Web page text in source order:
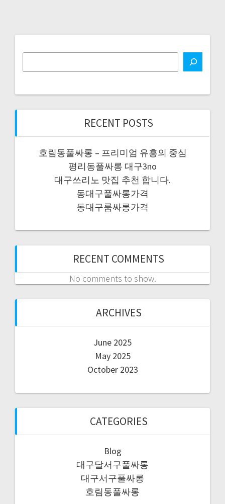
RECENT POSTS
호림동풀싸롱 – 프리미엄 유흥의 중심
평리동풀싸롱 대구3no
대구쓰리노 맛집 추천 합니다.
동대구풀싸롱가격
동대구룸싸롱가격
RECENT COMMENTS
No comments to show.
ARCHIVES
June 2025
May 2025
October 2023
CATEGORIES
Blog
대구달서구풀싸롱
대구서구풀싸롱
호림동풀싸롱